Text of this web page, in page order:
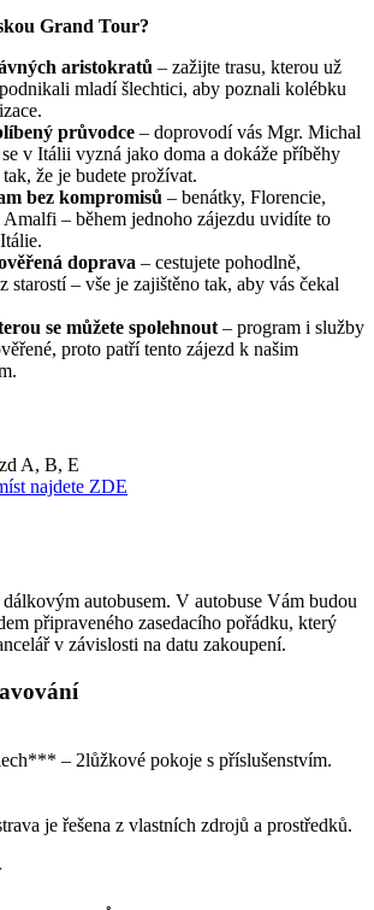
Grand Tour?
aristokratů – zažijte trasu, kterou už
mladí šlechtici, aby poznali kolébku
průvodce – doprovodí vás Mgr. Michal
v Itálii vyzná jako doma a dokáže příběhy
že je budete prožívat.
bez kompromisů – benátky, Florencie,
– během jednoho zájezdu uvidíte to
doprava – cestujete pohodlně,
starostí – vše je zajištěno tak, aby vás čekal
se můžete spolehnout – program i služby
proto patří tento zájezd k našim
A, B, E
najdete ZDE
autobusem. V autobuse Vám budou
připraveného zasedacího pořádku, který
v závislosti na datu zakoupení.
– 2lůžkové pokoje s příslušenstvím.
je řešena z vlastních zdrojů a prostředků.